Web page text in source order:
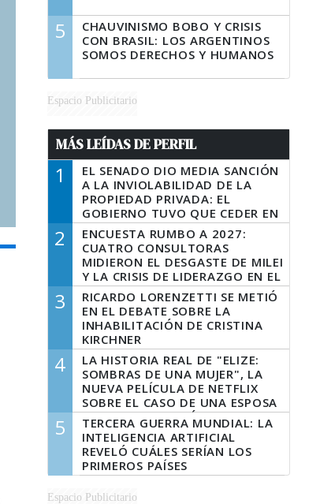
5
CHAUVINISMO BOBO Y CRISIS
CON BRASIL: LOS ARGENTINOS
SOMOS DERECHOS Y HUMANOS
Espacio Publicitario
MÁS LEÍDAS DE PERFIL
1
EL SENADO DIO MEDIA SANCIÓN
A LA INVIOLABILIDAD DE LA
PROPIEDAD PRIVADA: EL
GOBIERNO TUVO QUE CEDER EN
LA LEY DEL MANEJO DEL FUEGO
2
ENCUESTA RUMBO A 2027:
CUATRO CONSULTORAS
MIDIERON EL DESGASTE DE MILEI
Y LA CRISIS DE LIDERAZGO EN EL
PERONISMO
3
RICARDO LORENZETTI SE METIÓ
EN EL DEBATE SOBRE LA
INHABILITACIÓN DE CRISTINA
KIRCHNER
4
LA HISTORIA REAL DE "ELIZE:
SOMBRAS DE UNA MUJER", LA
NUEVA PELÍCULA DE NETFLIX
SOBRE EL CASO DE UNA ESPOSA
QUE DESCUARTIZÓ A SU
MARIDO
5
TERCERA GUERRA MUNDIAL: LA
INTELIGENCIA ARTIFICIAL
REVELÓ CUÁLES SERÍAN LOS
PRIMEROS PAÍSES
LATINOAMERICANOS EN SER
DERROTADOS
Espacio Publicitario